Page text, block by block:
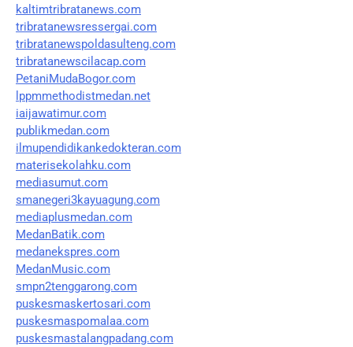
kaltimtribratanews.com
tribratanewsressergai.com
tribratanewspoldasulteng.com
tribratanewscilacap.com
PetaniMudaBogor.com
lppmmethodistmedan.net
iaijawatimur.com
publikmedan.com
ilmupendidikankedokteran.com
materisekolahku.com
mediasumut.com
smanegeri3kayuagung.com
mediaplusmedan.com
MedanBatik.com
medanekspres.com
MedanMusic.com
smpn2tenggarong.com
puskesmaskertosari.com
puskesmaspomalaa.com
puskesmastalangpadang.com